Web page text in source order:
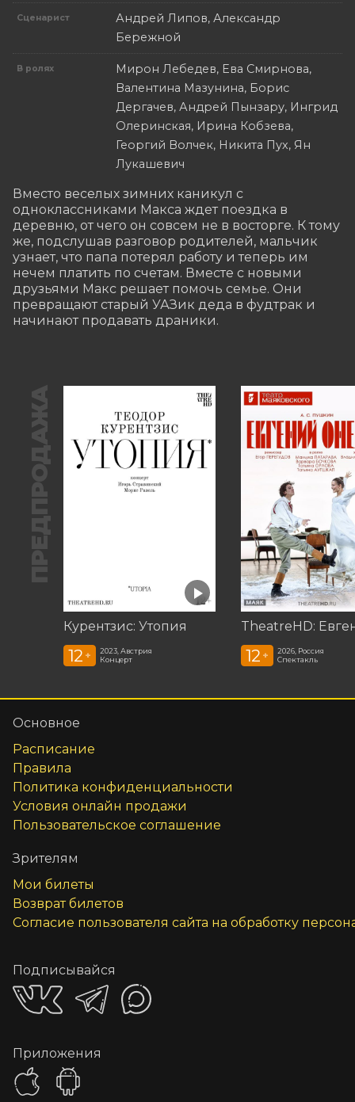
Сценарист
Андрей Липов, Александр
Бережной
В ролях
Мирон Лебедев, Ева Смирнова,
Валентина Мазунина, Борис
Дергачев, Андрей Пынзару, Ингрид
Олеринская, Ирина Кобзева,
Георгий Волчек, Никита Пух, Ян
Лукашевич
Вместо веселых зимних каникул с
одноклассниками Макса ждет поездка в
деревню, от чего он совсем не в восторге. К тому
же, подслушав разговор родителей, мальчик
узнает, что папа потерял работу и теперь им
нечем платить по счетам. Вместе с новыми
друзьями Макс решает помочь семье. Они
превращают старый УАЗик деда в фудтрак и
начинают продавать драники.
ПРЕДПРОДАЖА
Курентзис: Утопия
12 +
2023, Австрия
Концерт
12 +
2026, Россия
Спектакль
Основное
Расписание
Правила
Политика конфиденциальности
Условия онлайн продажи
Пользовательское соглашение
Зрителям
Мои билеты
Возврат билетов
Согласие пользователя сайта на обработку
Подписывайся
Приложения